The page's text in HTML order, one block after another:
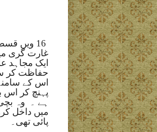
16 ویں قسط کا آغاز قبرص
غارت گری
ایک مجاہد
حفاظت کر
اس کے
پہنچ کر اس
ہے ۔
وہ
میں داخل
پائی تھی۔